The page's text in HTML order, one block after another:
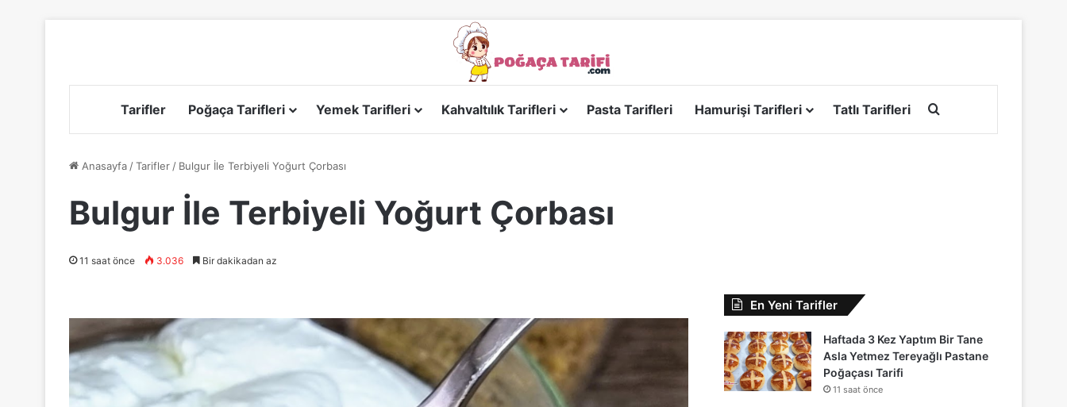
Tarifler Poğaça Tarifleri Yemek Tarifleri Kahvaltılık Tarifleri Pasta Tarifleri Hamurişi Tarifleri Tatlı Tarifleri
Anasayfa /Tarifler / Bulgur İle Terbiyeli Yoğurt Çorbası
Bulgur İle Terbiyeli Yoğurt Çorbası
11 saat önce 3.036 Bir dakikadan az
En Yeni Tarifler
Haftada 3 Kez Yaptım Bir Tane
Asla Yetmez Tereyağlı Pastane
Poğaçası Tarifi
11 saat önce